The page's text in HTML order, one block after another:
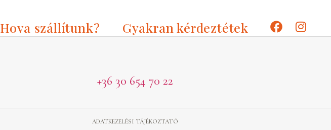
Hova szállítunk? Gyakran kérdeztétek
+36 30 654 70 22
ADATKEZELÉSI TÁJÉKOZTATÓ